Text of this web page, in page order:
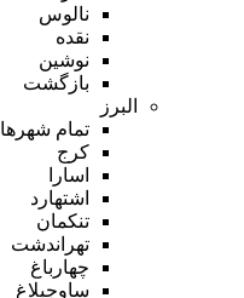
نالوس
نقده
نوشین
بازگشت
البرز
تمام شهر‌ها
کرج
اسارا
اشتهارد
تنکمان
تهراندشت
چهارباغ
ساوجبلاغ